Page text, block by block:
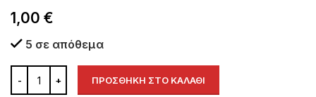
1,00 €
5 σε απόθεμα
ΠΡΟΣΘΉΚΗ ΣΤΟ ΚΑΛΆΘΙ